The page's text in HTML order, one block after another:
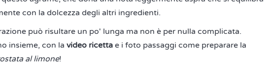
con la dolcezza degli altri ingredienti.
può risultare un po' lunga ma non è per nulla complicata.
insieme, con la video ricetta e i foto passaggi come preparare la
al limone!